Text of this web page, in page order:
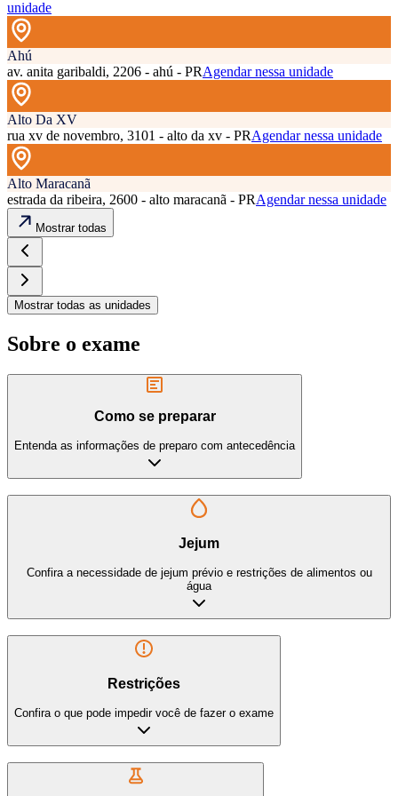
unidade
Ahú
av. anita garibaldi, 2206 - ahú - PRAgendar nessa unidade
Alto Da XV
rua xv de novembro, 3101 - alto da xv - PRAgendar nessa unidade
Alto Maracanã
estrada da ribeira, 2600 - alto maracanã - PRAgendar nessa unidade
Mostrar todas
Mostrar todas as unidades
Sobre o exame
Como se preparar
Entenda as informações de preparo com antecedência
Jejum
Confira a necessidade de jejum prévio e restrições de alimentos ou
água
Restrições
Confira o que pode impedir você de fazer o exame